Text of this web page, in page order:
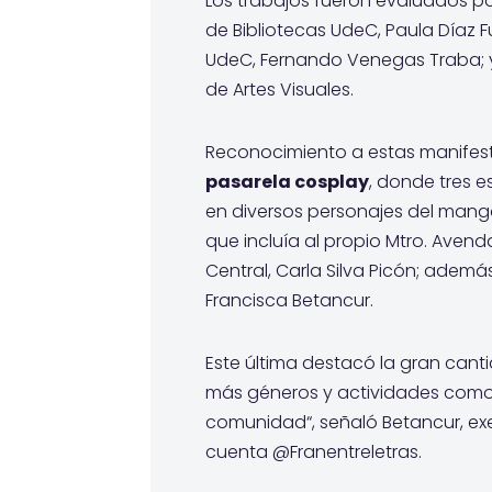
de Bibliotecas UdeC, Paula Díaz
UdeC, Fernando Venegas
de Artes Visuales.
Reconocimiento a estas
pasarela cosplay, donde tres
en diversos personajes del
que incluía al propio Mtro.
Central, Carla Silva Picón;
Francisca Betancur.
Este última destacó la gran
más géneros y actividades
comunidad“, señaló Betancur,
cuenta @Franentreletras.